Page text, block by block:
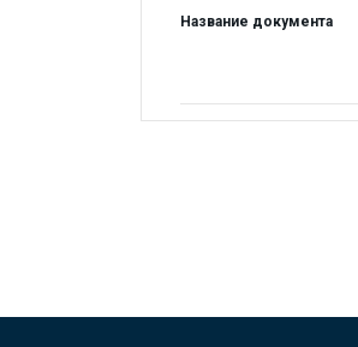
Название документа